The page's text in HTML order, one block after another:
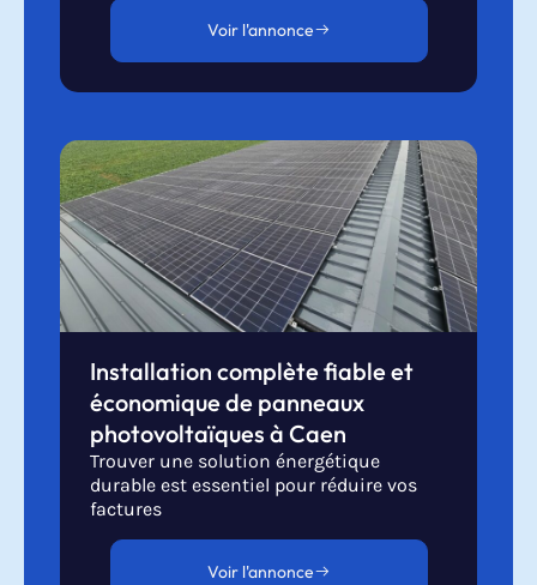
Voir l'annonce
Installation complète fiable et
économique de panneaux
photovoltaïques à Caen
Trouver une solution énergétique
durable est essentiel pour réduire vos
factures
Voir l'annonce